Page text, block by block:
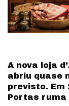
A nova loja
abriu quase
previsto. Em
Portas ruma